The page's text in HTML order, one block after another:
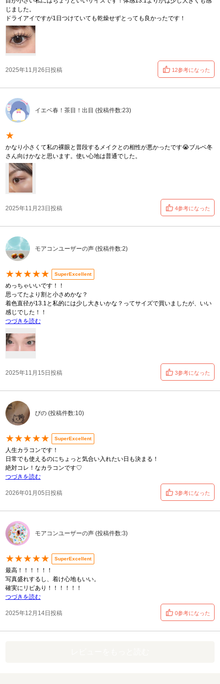
じました。
ドライアイですが1日つけていても乾燥せずとっても良かったです！
2025年11月26日投稿 12参考になった
イエベ春！茶目！出目 (投稿件数:23)
★
かなり小さくて私の裸眼と普段するメイクとの相性が悪かったです😭ブルベ冬
さん向けかなと思います。使い心地は普通でした。
2025年11月23日投稿 4参考になった
モアコンユーザーの声 (投稿件数:2)
★★★★★ SuperExcellent
めっちゃいいです！！
思ってたより割と小さめかな？
着色直径が13.1と私的には少し大きいかな？ってサイズで買いましたが、いい
感じでした！！
つづきを読む
2025年11月15日投稿 3参考になった
ぴの (投稿件数:10)
★★★★★ SuperExcellent
人生カラコンです！
日常でも使えるのにちょっと気合い入れたい日も決まる！
絶対コレ！なカラコンです♡
つづきを読む
2026年01月05日投稿 3参考になった
モアコンユーザーの声 (投稿件数:3)
★★★★★ SuperExcellent
最高！！！！！！
写真盛れするし、着け心地もいい。
確実にリピあり！！！！！！
つづきを読む
2025年12月14日投稿 0参考になった